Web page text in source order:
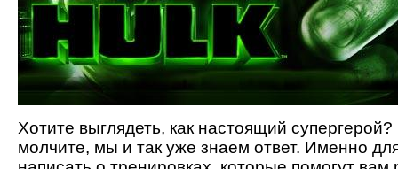
Хотите выглядеть, как настоящий
молчите, мы и так уже знаем ответ. Именно